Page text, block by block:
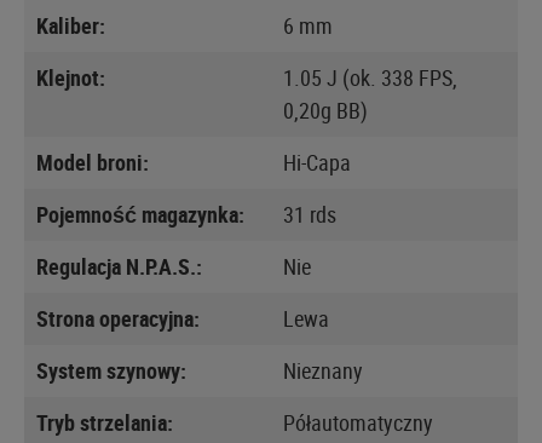
Kaliber:
6 mm
Klejnot:
1.05 J (ok. 338 FPS,
0,20g BB)
Model broni:
Hi-Capa
Pojemność magazynka:
31 rds
Regulacja N.P.A.S.:
Nie
Strona operacyjna:
Lewa
System szynowy:
Nieznany
Tryb strzelania:
Półautomatyczny